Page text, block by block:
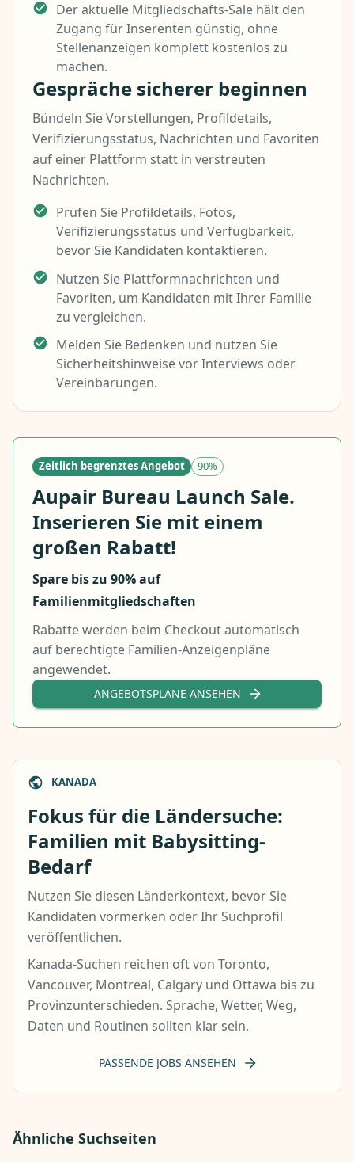
Der aktuelle Mitgliedschafts-Sale hält den
Zugang für Inserenten günstig, ohne
Stellenanzeigen komplett kostenlos zu
machen.
Gespräche sicherer beginnen
Bündeln Sie Vorstellungen, Profildetails,
Verifizierungsstatus, Nachrichten und Favoriten
auf einer Plattform statt in verstreuten
Nachrichten.
Prüfen Sie Profildetails, Fotos,
Verifizierungsstatus und Verfügbarkeit,
bevor Sie Kandidaten kontaktieren.
Nutzen Sie Plattformnachrichten und
Favoriten, um Kandidaten mit Ihrer Familie
zu vergleichen.
Melden Sie Bedenken und nutzen Sie
Sicherheitshinweise vor Interviews oder
Vereinbarungen.
Zeitlich begrenztes Angebot 90%
Aupair Bureau Launch Sale.
Inserieren Sie mit einem
großen Rabatt!
Spare bis zu 90% auf
Familienmitgliedschaften
Rabatte werden beim Checkout automatisch
auf berechtigte Familien-Anzeigenpläne
angewendet.
ANGEBOTSPLÄNE ANSEHEN
KANADA
Fokus für die Ländersuche:
Familien mit Babysitting-
Bedarf
Nutzen Sie diesen Länderkontext, bevor Sie
Kandidaten vormerken oder Ihr Suchprofil
veröffentlichen.
Kanada-Suchen reichen oft von Toronto,
Vancouver, Montreal, Calgary und Ottawa bis zu
Provinzunterschieden. Sprache, Wetter, Weg,
Daten und Routinen sollten klar sein.
PASSENDE JOBS ANSEHEN
Ähnliche Suchseiten